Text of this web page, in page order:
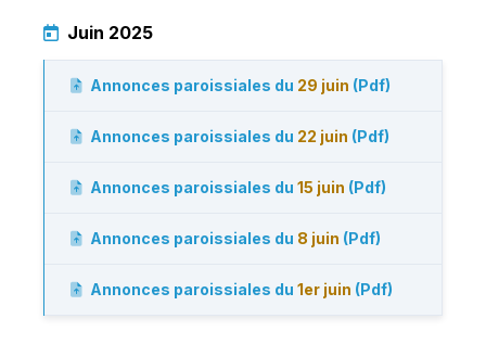
Juin 2025
Annonces paroissiales du 29 juin (Pdf)
Annonces paroissiales du 22 juin (Pdf)
Annonces paroissiales du 15 juin (Pdf)
Annonces paroissiales du 8 juin (Pdf)
Annonces paroissiales du 1er juin (Pdf)